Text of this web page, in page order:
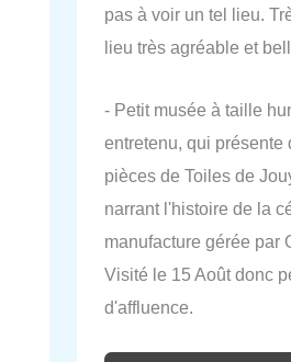
pas à voir un tel lieu.
lieu très agréable et
- Petit musée à taille
entretenu, qui présente
pièces de Toiles de
narrant l'histoire de la
manufacture gérée par
Visité le 15 Août donc
d'affluence.